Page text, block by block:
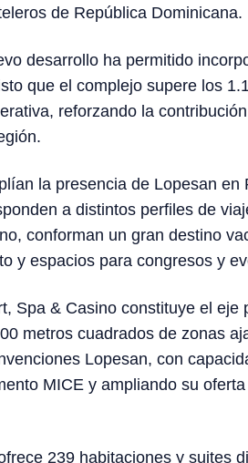
de República Dominicana.
desarrollo ha permitido
que el complejo supere los
reforzando la
la presencia de Lopesan en
a distintos perfiles de
conforman un gran destino
y espacios para congresos y
Spa & Casino constituye el eje
metros cuadrados de zonas
Lopesan, con
MICE y ampliando su
239 habitaciones y suites